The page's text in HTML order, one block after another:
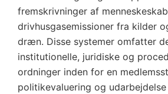
fremskrivninger af
drivhusgasemissioner fra kilder
dræn. Disse systemer omfatter
institutionelle, juridiske og
ordninger inden for en
politikevaluering og